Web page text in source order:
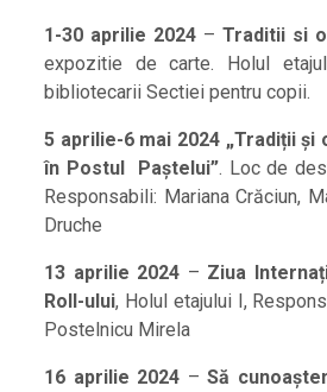
1-30 aprilie 2024 – Traditii si
expozitie de carte. Holul
bibliotecarii Sectiei pentru copii.
5 aprilie-6 mai 2024 „Tradiții și
în Postul Paștelui”. Loc de
Responsabili: Mariana Crăciun,
Druche
13 aprilie 2024 – Ziua
Roll-ului, Holul etajului I,
Postelnicu Mirela
16 aprilie 2024 – Să